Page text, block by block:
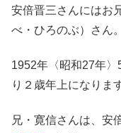
安倍晋三さんにはお
べ・ひろのぶ）さん。
1952年〈昭和27年
り２歳年上になりま
兄・寛信さんは、安